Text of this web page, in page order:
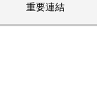
重要連結